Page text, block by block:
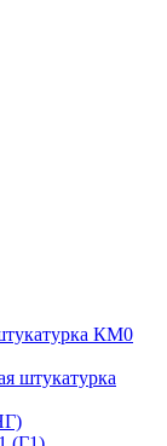
КМ0
штукатурка